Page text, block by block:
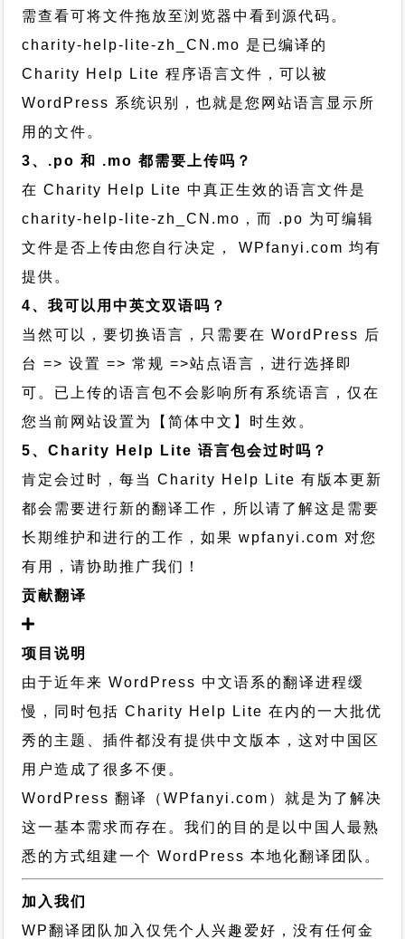
需查看可将文件拖放至浏览器中看到源代码。
charity-help-lite-zh_CN.mo 是已编译的
Charity Help Lite 程序语言文件，可以被
WordPress 系统识别，也就是您网站语言显示所
用的文件。
3、.po 和 .mo 都需要上传吗？
在 Charity Help Lite 中真正生效的语言文件是
charity-help-lite-zh_CN.mo，而 .po 为可编辑
文件是否上传由您自行决定， WPfanyi.com 均有
提供。
4、我可以用中英文双语吗？
当然可以，要切换语言，只需要在 WordPress 后
台 => 设置 => 常规 =>站点语言，进行选择即
可。已上传的语言包不会影响所有系统语言，仅在
您当前网站设置为【简体中文】时生效。
5、Charity Help Lite 语言包会过时吗？
肯定会过时，每当 Charity Help Lite 有版本更新
都会需要进行新的翻译工作，所以请了解这是需要
长期维护和进行的工作，如果 wpfanyi.com 对您
有用，请协助推广我们！
贡献翻译
项目说明
由于近年来 WordPress 中文语系的翻译进程缓
慢，同时包括 Charity Help Lite 在内的一大批优
秀的主题、插件都没有提供中文版本，这对中国区
用户造成了很多不便。
WordPress 翻译（WPfanyi.com） 就是为了解决
这一基本需求而存在。我们的目的是以中国人最熟
悉的方式组建一个 WordPress 本地化翻译团队。
加入我们
WP翻译团队加入仅凭个人兴趣爱好，没有任何金